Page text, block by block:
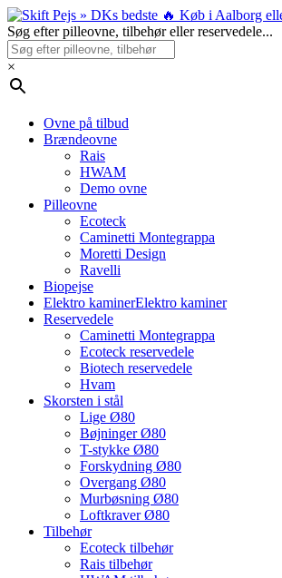
Skip
to
content
Søg efter pilleovne, tilbehør eller reservedele...
×
Ovne på tilbud
Brændeovne
Rais
HWAM
Demo ovne
Pilleovne
Ecoteck
Caminetti Montegrappa
Moretti Design
Ravelli
Biopejse
Elektro kaminerElektro kaminer
Reservedele
Caminetti Montegrappa
Ecoteck reservedele
Biotech reservedele
Hvam
Skorsten i stål
Lige Ø80
Bøjninger Ø80
T-stykke Ø80
Forskydning Ø80
Overgang Ø80
Murbøsning Ø80
Loftkraver Ø80
Tilbehør
Ecoteck tilbehør
Rais tilbehør